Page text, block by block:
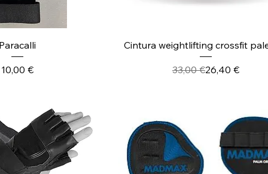
Vista rapida
Paracalli
Prezzo
10,00 €
Vista rapida
Cintura weightlifting crossfit
Prezzo
33,00 €Prezzo
26,40 €